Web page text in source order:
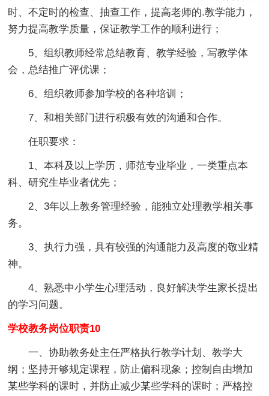
时、不定时的检查、抽查工作，提高老师的.教学能力，
努力提高教学质量，保证教学工作的顺利进行；
5、组织教师经常总结教育、教学经验，写教学体
会，总结推广评优课；
6、组织教师参加学校的各种培训；
7、和相关部门进行积极有效的沟通和合作。
任职要求：
1、本科及以上学历，师范专业毕业，一类重点本
科、研究生毕业者优先；
2、3年以上教务管理经验，能独立处理教学相关事
务。
3、执行力强，具有较强的沟通能力及高度的敬业精
神。
4、熟悉中小学生心理活动，良好解决学生家长提出
的学习问题。
学校教务岗位职责10
一、协助教务处主任严格执行教学计划、教学大
纲；坚持开够规定课程，防止偏科现象；控制自由增加
某些学科的课时，并防止减少某些学科的课时；严格控